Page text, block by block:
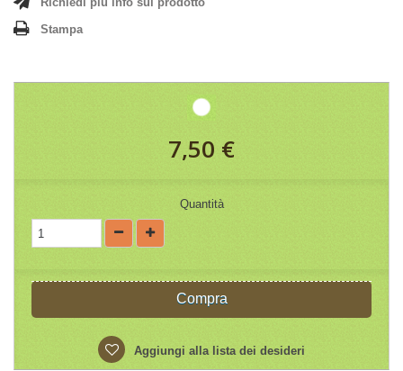
Stampa
7,50 €
Quantità
Compra
Aggiungi alla lista dei desideri